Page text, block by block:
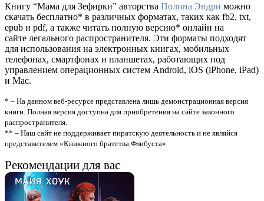
Книгу “Мама для Зефирки” авторства Полина Эндри можно
скачать бесплатно* в различных форматах, таких как fb2, txt,
epub и pdf, а также читать полную версию* онлайн на
сайте легального распространителя. Эти форматы подходят
для использования на электронных книгах, мобильных
телефонах, смартфонах и планшетах, работающих под
управлением операционных систем Android, iOS (iPhone, iPad)
и Mac.
* – На данном веб-ресурсе представлена лишь демонстрационная версия
книги. Полная версия доступна для приобретения на сайте законного
распространителя.
** – Наш сайт не поддерживает пиратскую деятельность и не являйся
представителем «Книжного братства Флибуста»
Рекомендации для вас